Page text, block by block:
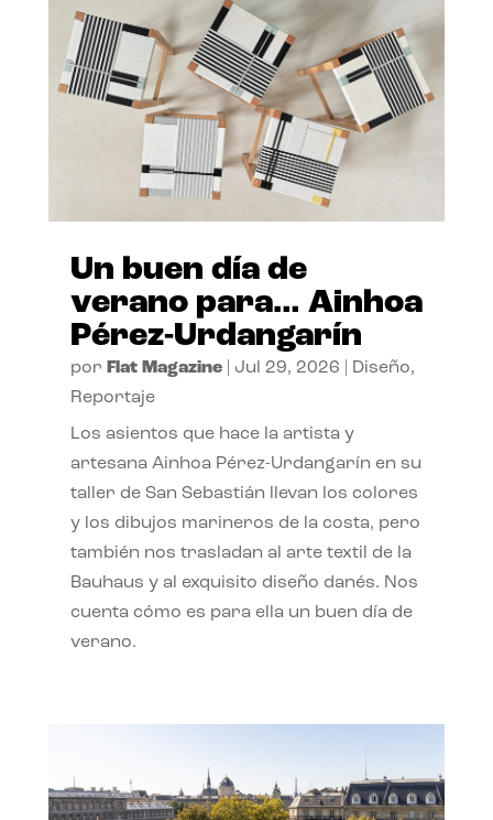
Un buen día de
verano para… Ainhoa
Pérez-Urdangarín
por Flat Magazine| Jul 29, 2026 Diseño,
Reportaje
Los asientos que hace la artista y
artesana Ainhoa Pérez-Urdangarín en su
taller de San Sebastián llevan los colores
y los dibujos marineros de la costa, pero
también nos trasladan al arte textil de la
Bauhaus y al exquisito diseño danés. Nos
cuenta cómo es para ella un buen día de
verano.